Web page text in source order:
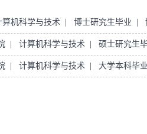
机科学与技术 | 博士研究生毕业 |
院 | 计算机科学与技术 | 硕士研究生
院 | 计算机科学与技术 | 大学本科毕